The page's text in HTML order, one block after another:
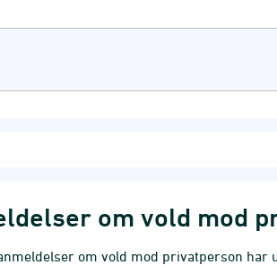
om vold mod
om vold mod privatperson har